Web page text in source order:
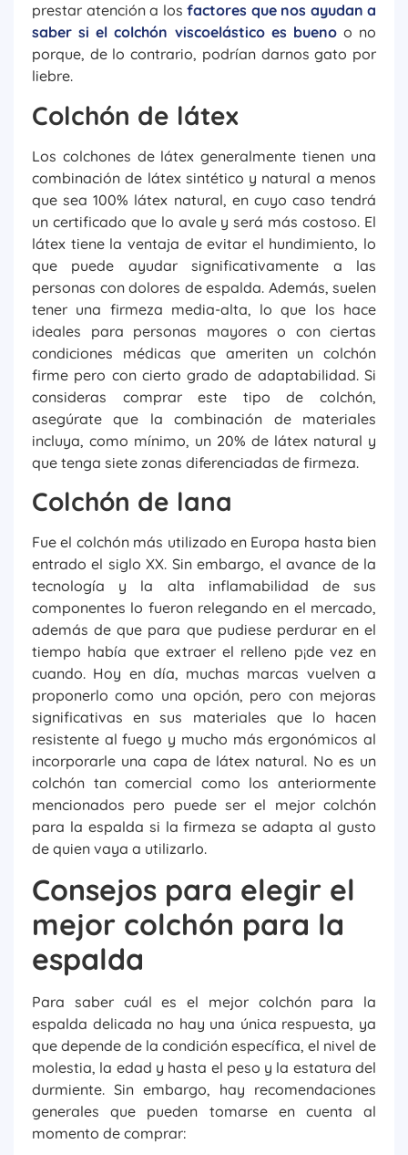
prestar atención a los factores que nos ayudan a
saber si el colchón viscoelástico es buenoo no
porque, de lo contrario, podrían darnos gato por
liebre.
Colchón de látex
Los colchones de látex generalmente tienen una
combinación de látex sintético y natural a menos
que sea 100% látex natural, en cuyo caso tendrá
un certificado que lo avale y será más costoso. El
látex tiene la ventaja de evitar el hundimiento, lo
que puede ayudar significativamente a las
personas con dolores de espalda. Además, suelen
tener una firmeza media-alta, lo que los hace
ideales para personas mayores o con ciertas
condiciones médicas que ameriten un colchón
firme pero con cierto grado de adaptabilidad. Si
consideras comprar este tipo de colchón,
asegúrate que la combinación de materiales
incluya, como mínimo, un 20% de látex natural y
que tenga siete zonas diferenciadas de firmeza.
Colchón de lana
Fue el colchón más utilizado en Europa hasta bien
entrado el siglo XX. Sin embargo, el avance de la
tecnología y la alta inflamabilidad de sus
componentes lo fueron relegando en el mercado,
además de que para que pudiese perdurar en el
tiempo había que extraer el relleno p¡de vez en
cuando. Hoy en día, muchas marcas vuelven a
proponerlo como una opción, pero con mejoras
significativas en sus materiales que lo hacen
resistente al fuego y mucho más ergonómicos al
incorporarle una capa de látex natural. No es un
colchón tan comercial como los anteriormente
mencionados pero puede ser el mejor colchón
para la espalda si la firmeza se adapta al gusto
de quien vaya a utilizarlo.
Consejos para elegir el
mejor colchón para la
espalda
Para saber cuál es el mejor colchón para la
espalda delicada no hay una única respuesta, ya
que depende de la condición específica, el nivel de
molestia, la edad y hasta el peso y la estatura del
durmiente. Sin embargo, hay recomendaciones
generales que pueden tomarse en cuenta al
momento de comprar: